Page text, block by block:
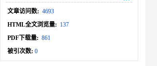
文章访问数: 4693
HTML全文浏览量: 137
PDF下载量: 861
被引次数:0